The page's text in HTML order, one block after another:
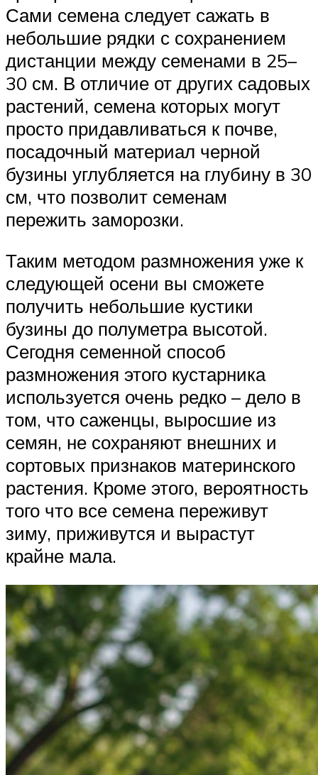
Сами семена следует сажать в
небольшие рядки с сохранением
дистанции между семенами в 25–
30 см. В отличие от других садовых
растений, семена которых могут
просто придавливаться к почве,
посадочный материал черной
бузины углубляется на глубину в 30
см, что позволит семенам
пережить заморозки.
Таким методом размножения уже к
следующей осени вы сможете
получить небольшие кустики
бузины до полуметра высотой.
Сегодня семенной способ
размножения этого кустарника
используется очень редко – дело в
том, что саженцы, выросшие из
семян, не сохраняют внешних и
сортовых признаков материнского
растения. Кроме этого, вероятность
того что все семена переживут
зиму, приживутся и вырастут
крайне мала.